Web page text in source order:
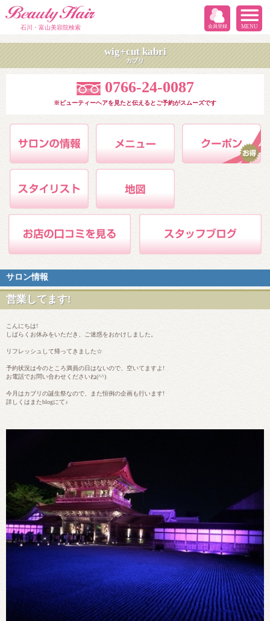
石川・富山美容院検索 MENU
会員登録
wig+cut kabri
カブリ
0766-24-0087
※ビューティーヘアを見たと伝えるとご予約がスムーズです
サロン情報
営業してます!
こんにちは!
しばらくお休みをいただき、ご迷惑をおかけしました。
リフレッシュして帰ってきました☆
予約状況は今のところ満員の日はないので、空いてますよ!
お電話でお問い合わせくださいね(^^)
今月はカブリの誕生祭なので、また恒例の企画も行います!
詳しくはまたblogにて♪